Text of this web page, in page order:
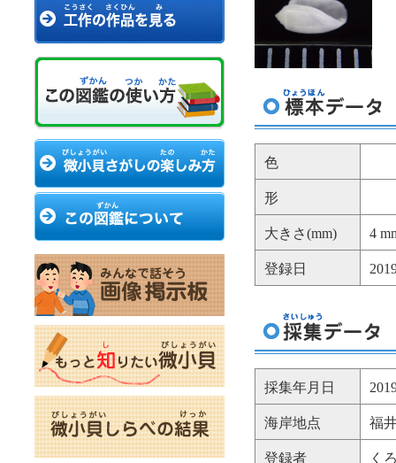
色
形
大きさ(mm) 4
登録日
採集年月日
海岸地点 福
登録者 く